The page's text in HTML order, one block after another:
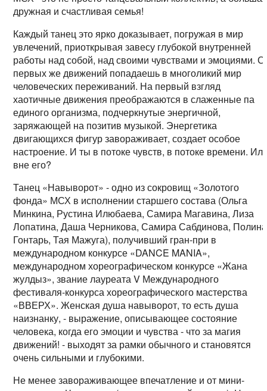
дружная и счастливая семья!
Каждый танец это ярко доказывает, погружая в мир
увлечений, приоткрывая завесу глубокой внутренней
работы над собой, над своими чувствами и эмоциями. С
первых же движений попадаешь в многоликий мир
человеческих переживаний. На первый взгляд
хаотичные движения преображаются в слаженные па
единого организма, подчеркнутые энергичной,
заряжающей на позитив музыкой. Энергетика
двигающихся фигур завораживает, создает особое
настроение. И ты в потоке чувств, в потоке времени.
вне его?
Танец «Навыворот» - одно из сокровищ «Золотого
фонда» МСХ в исполнении старшего состава (Ольга
Минкина, Рустина Илюбаева, Самира Магавина, Лиза
Лопатина, Даша Черникова, Самира Сабдинова, Полина
Гонтарь, Тая Мажуга), получивший гран-при в
международном конкурсе «DANCE MANIA»,
международном хореографическом конкурсе «Жана
жулдыз», звание лауреата V Международного
фестиваля-конкурса хореографического мастерства
«ВВЕРХ». Женская душа навыворот, то есть душа
наизнанку, - выражение, описывающее состояние
человека, когда его эмоции и чувства - что за магия
движений! - выходят за рамки обычного и становятся
очень сильными и глубокими.
Не менее завораживающее впечатление и от мини-